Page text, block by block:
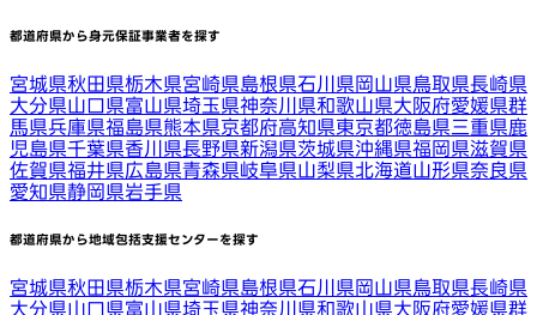
都道府県から身元保証事業者を探す
宮城県秋田県栃木県宮崎県島根県石川県岡山県鳥取県長崎県
大分県山口県富山県埼玉県神奈川県和歌山県大阪府愛媛県群
馬県兵庫県福島県熊本県京都府高知県東京都徳島県三重県鹿
児島県千葉県香川県長野県新潟県茨城県沖縄県福岡県滋賀県
佐賀県福井県広島県青森県岐阜県山梨県北海道山形県奈良県
愛知県静岡県岩手県
都道府県から地域包括支援センターを探す
宮城県秋田県栃木県宮崎県島根県石川県岡山県鳥取県長崎県
大分県山口県富山県埼玉県神奈川県和歌山県大阪府愛媛県群